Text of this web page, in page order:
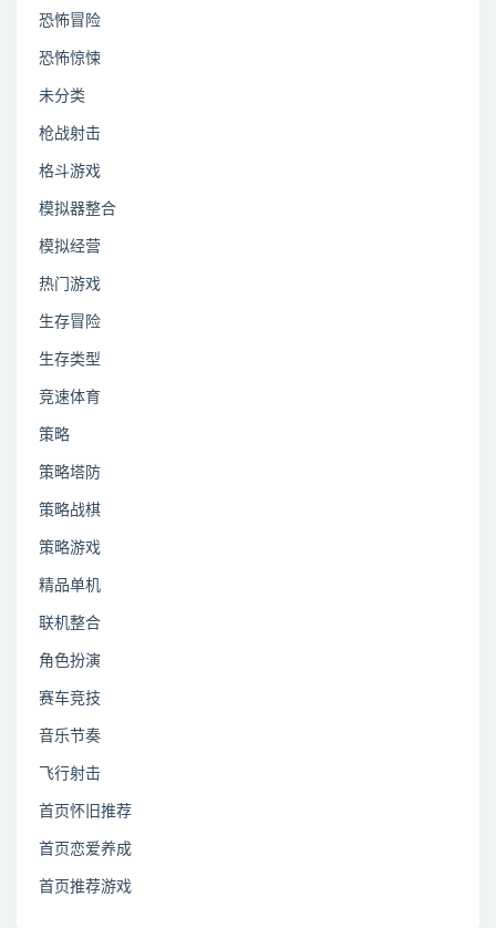
恐怖冒险
恐怖惊悚
未分类
枪战射击
格斗游戏
模拟器整合
模拟经营
热门游戏
生存冒险
生存类型
竞速体育
策略
策略塔防
策略战棋
策略游戏
精品单机
联机整合
角色扮演
赛车竞技
音乐节奏
飞行射击
首页怀旧推荐
首页恋爱养成
首页推荐游戏